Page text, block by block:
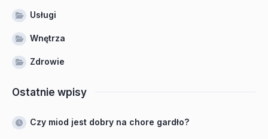
Usługi
Wnętrza
Zdrowie
Ostatnie wpisy
Czy miod jest dobry na chore gardło?